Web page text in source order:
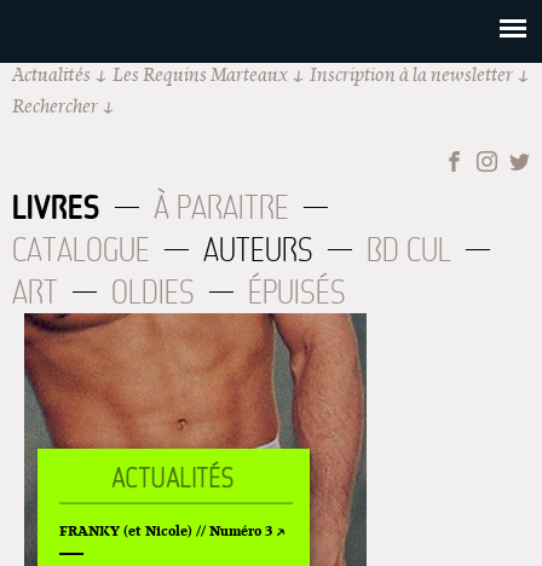
Actualités Les Requins Marteaux
Inscription à la newsletter
Rechercher
LIVRES
À PARAITRE
CATALOGUE
AUTEURS
BD CUL
ART
OLDIES ÉPUISÉS
FRANKY (et Nicole) // Numéro 3